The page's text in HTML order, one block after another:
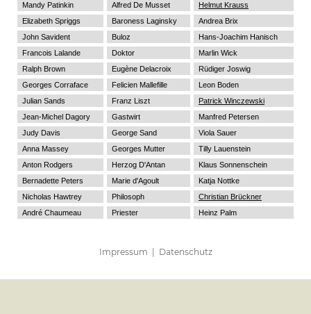
Mandy Patinkin
Alfred De Musset
Helmut Krauss
Elizabeth Spriggs
Baroness Laginsky
Andrea Brix
John Savident
Buloz
Hans-Joachim Hanisch
Francois Lalande
Doktor
Marlin Wick
Ralph Brown
Eugène Delacroix
Rüdiger Joswig
Georges Corraface
Felicien Mallefille
Leon Boden
Julian Sands
Franz Liszt
Patrick Winczewski
Jean-Michel Dagory
Gastwirt
Manfred Petersen
Judy Davis
George Sand
Viola Sauer
Anna Massey
Georges Mutter
Tilly Lauenstein
Anton Rodgers
Herzog D'Antan
Klaus Sonnenschein
Bernadette Peters
Marie d'Agoult
Katja Nottke
Nicholas Hawtrey
Philosoph
Christian Brückner
André Chaumeau
Priester Heinz Palm
Impressum Datenschutz